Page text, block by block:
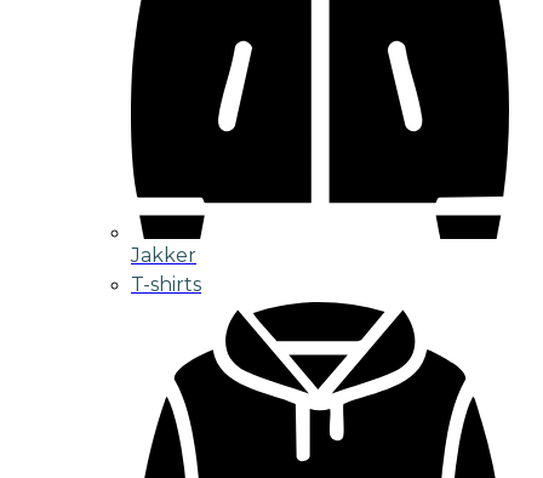
Jakker
T-shirts